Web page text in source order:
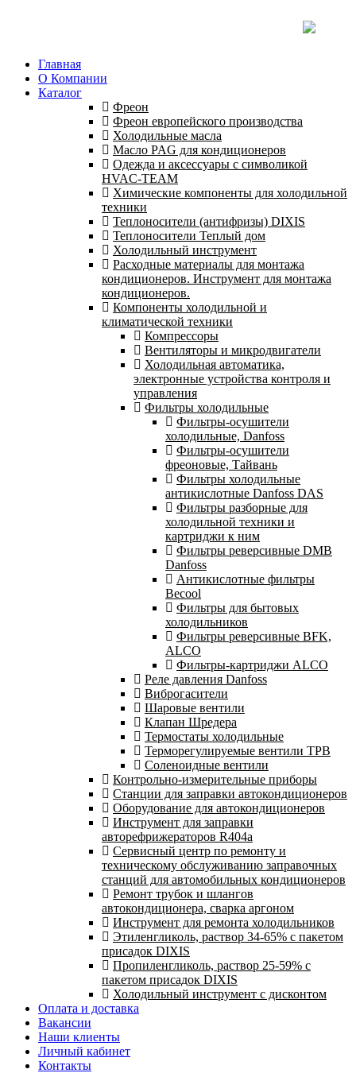
Главная
О Компании
Каталог
Фреон
Фреон европейского производства
Холодильные масла
Масло PAG для кондиционеров
Одежда и аксессуары с символикой
HVAC-TEAM
Химические компоненты для холодильной
техники
Теплоносители (антифризы) DIXIS
Теплоносители Теплый дом
Холодильный инструмент
Расходные материалы для монтажа
кондиционеров. Инструмент для монтажа
кондиционеров.
Компоненты холодильной и
климатической техники
Компрессоры
Вентиляторы и микродвигатели
Холодильная автоматика,
электронные устройства контроля и
управления
Фильтры холодильные
Фильтры-осушители
холодильные, Danfoss
Фильтры-осушители
фреоновые, Тайвань
Фильтры холодильные
антикислотные Danfoss DAS
Фильтры разборные для
холодильной техники и
картриджи к ним
Фильтры реверсивные DMB
Danfoss
Антикислотные фильтры
Becool
Фильтры для бытовых
холодильников
Фильтры реверсивные BFK,
ALCO
Фильтры-картриджи ALCO
Реле давления Danfoss
Виброгасители
Шаровые вентили
Клапан Шредера
Термостаты холодильные
Терморегулируемые вентили ТРВ
Соленоидные вентили
Контрольно-измерительные приборы
Станции для заправки автокондиционеров
Оборудование для автокондиционеров
Инструмент для заправки
авторефрижераторов R404a
Сервисный центр по ремонту и
техническому обслуживанию заправочных
станций для автомобильных кондиционеров
Ремонт трубок и шлангов
автокондиционера, сварка аргоном
Инструмент для ремонта холодильников
Этиленгликоль, раствор 34-65% с пакетом
присадок DIXIS
Пропиленгликоль, раствор 25-59% с
пакетом присадок DIXIS
Холодильный инструмент с дисконтом
Оплата и доставка
Вакансии
Наши клиенты
Личный кабинет
Контакты